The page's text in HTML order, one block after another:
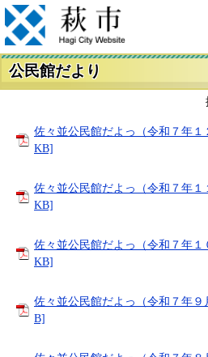
公民館だより
佐々並公民館だよっ（令和７年１
KB]
佐々並公民館だよっ（令和７年
KB]
佐々並公民館だよっ（令和７年
KB]
佐々並公民館だよっ（令和７年
B]